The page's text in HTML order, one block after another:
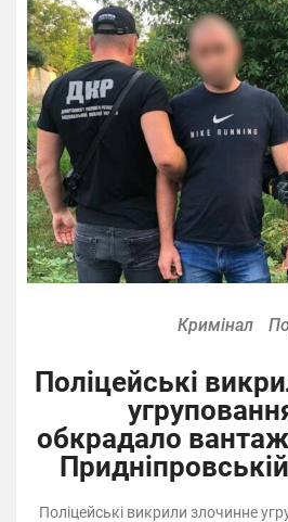
Кримінал
Поліцейські
обкрадало
Поліцейські викрили злочинне